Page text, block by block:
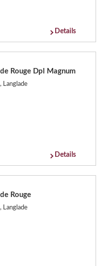
Details
Rouge Dpl Magnum
Langlade
Details
Rouge
Langlade